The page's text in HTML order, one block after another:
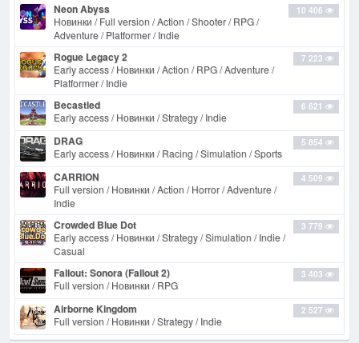
10 406
Neon Abyss
Новинки / Full version / Action / Shooter / RPG /
Adventure / Platformer / Indie
7 223
Rogue Legacy 2
Early access / Новинки / Action / RPG / Adventure /
Platformer / Indie
6 621
Becastled
Early access / Новинки / Strategy / Indie
5 854
DRAG
Early access / Новинки / Racing / Simulation / Sports
4 509
CARRION
Full version / Новинки / Action / Horror / Adventure /
Indie
3 779
Crowded Blue Dot
Early access / Новинки / Strategy / Simulation / Indie /
Casual
3 403
Fallout: Sonora (Fallout 2)
Full version / Новинки / RPG
2 527
Airborne Kingdom
Full version / Новинки / Strategy / Indie